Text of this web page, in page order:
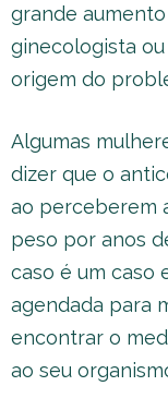
grande
ginecologista
origem do
Algumas
dizer que o
ao perceberem
peso por anos
caso é um caso
agendada para
encontrar o
ao seu